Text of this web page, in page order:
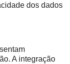
dos dados
A integração